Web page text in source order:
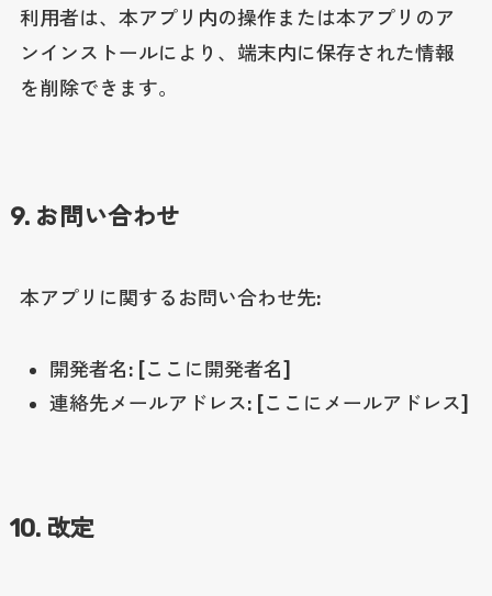
利用者は、本アプリ内の操作または本アプリのア
ンインストールにより、端末内に保存された情報
を削除できます。
9. お問い合わせ
本アプリに関するお問い合わせ先:
開発者名: [ここに開発者名]
連絡先メールアドレス: [ここにメールアドレス]
10. 改定